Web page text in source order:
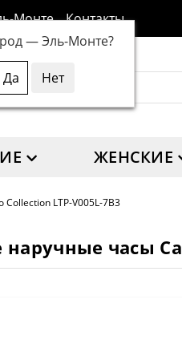
Монте
—Эль-Монте?
Контакты
ЖЕНСКИЕ
Collection LTP-V005L-7B3
часы